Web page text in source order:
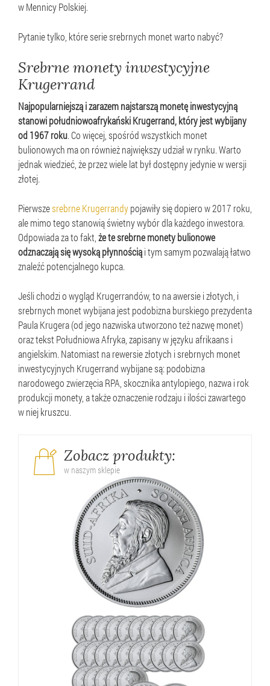
w Mennicy Polskiej.
Pytanie tylko, które serie srebrnych monet warto nabyć?
Srebrne monety inwestycyjne
Krugerrand
Najpopularniejszą i zarazem najstarszą monetę inwestycyjną
stanowi południowoafrykański Krugerrand, który jest wybijany
od 1967 roku. Co więcej, spośród wszystkich monet
bulionowych ma on również największy udział w rynku. Warto
jednak wiedzieć, że przez wiele lat był dostępny jedynie w wersji
złotej.
Pierwszesrebrne Krugerrandypojawiły się dopiero w 2017 roku,
ale mimo tego stanowią świetny wybór dla każdego inwestora.
Odpowiada za to fakt, że te srebrne monety bulionowe
odznaczają się wysoką płynnościąi tym samym pozwalają łatwo
znaleźć potencjalnego kupca.
Jeśli chodzi o wygląd Krugerrandów, to na awersie i złotych, i
srebrnych monet wybijana jest podobizna burskiego prezydenta
Paula Krugera (od jego nazwiska utworzono też nazwę monet)
oraz tekst Południowa Afryka, zapisany w języku afrikaans i
angielskim. Natomiast na rewersie złotych i srebrnych monet
inwestycyjnych Krugerrand wybijane są: podobizna
narodowego zwierzęcia RPA, skocznika antylopiego, nazwa i rok
produkcji monety, a także oznaczenie rodzaju i ilości zawartego
w niej kruszcu.
Zobacz produkty:
w naszym sklepie